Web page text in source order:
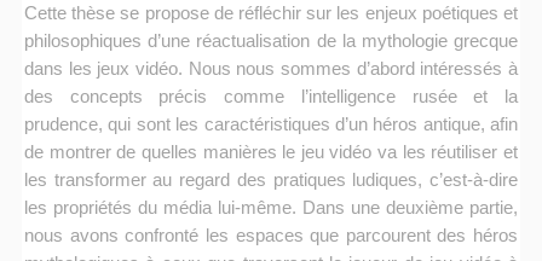
Cette thèse se propose de réfléchir sur les enjeux poétiques et
philosophiques d’une réactualisation de la mythologie grecque
dans les jeux vidéo. Nous nous sommes d’abord intéressés à
des concepts précis comme l’intelligence rusée et la
prudence, qui sont les caractéristiques d’un héros antique, afin
de montrer de quelles manières le jeu vidéo va les réutiliser et
les transformer au regard des pratiques ludiques, c’est-à-dire
les propriétés du média lui-même. Dans une deuxième partie,
nous avons confronté les espaces que parcourent des héros